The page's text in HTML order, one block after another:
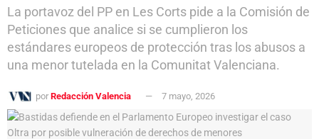
La portavoz del PP en Les Corts pide a la Comisión de
Peticiones que analice si se cumplieron los
estándares europeos de protección tras los abusos a
una menor tutelada en la Comunitat Valenciana.
por Redacción Valencia 7 mayo, 2026